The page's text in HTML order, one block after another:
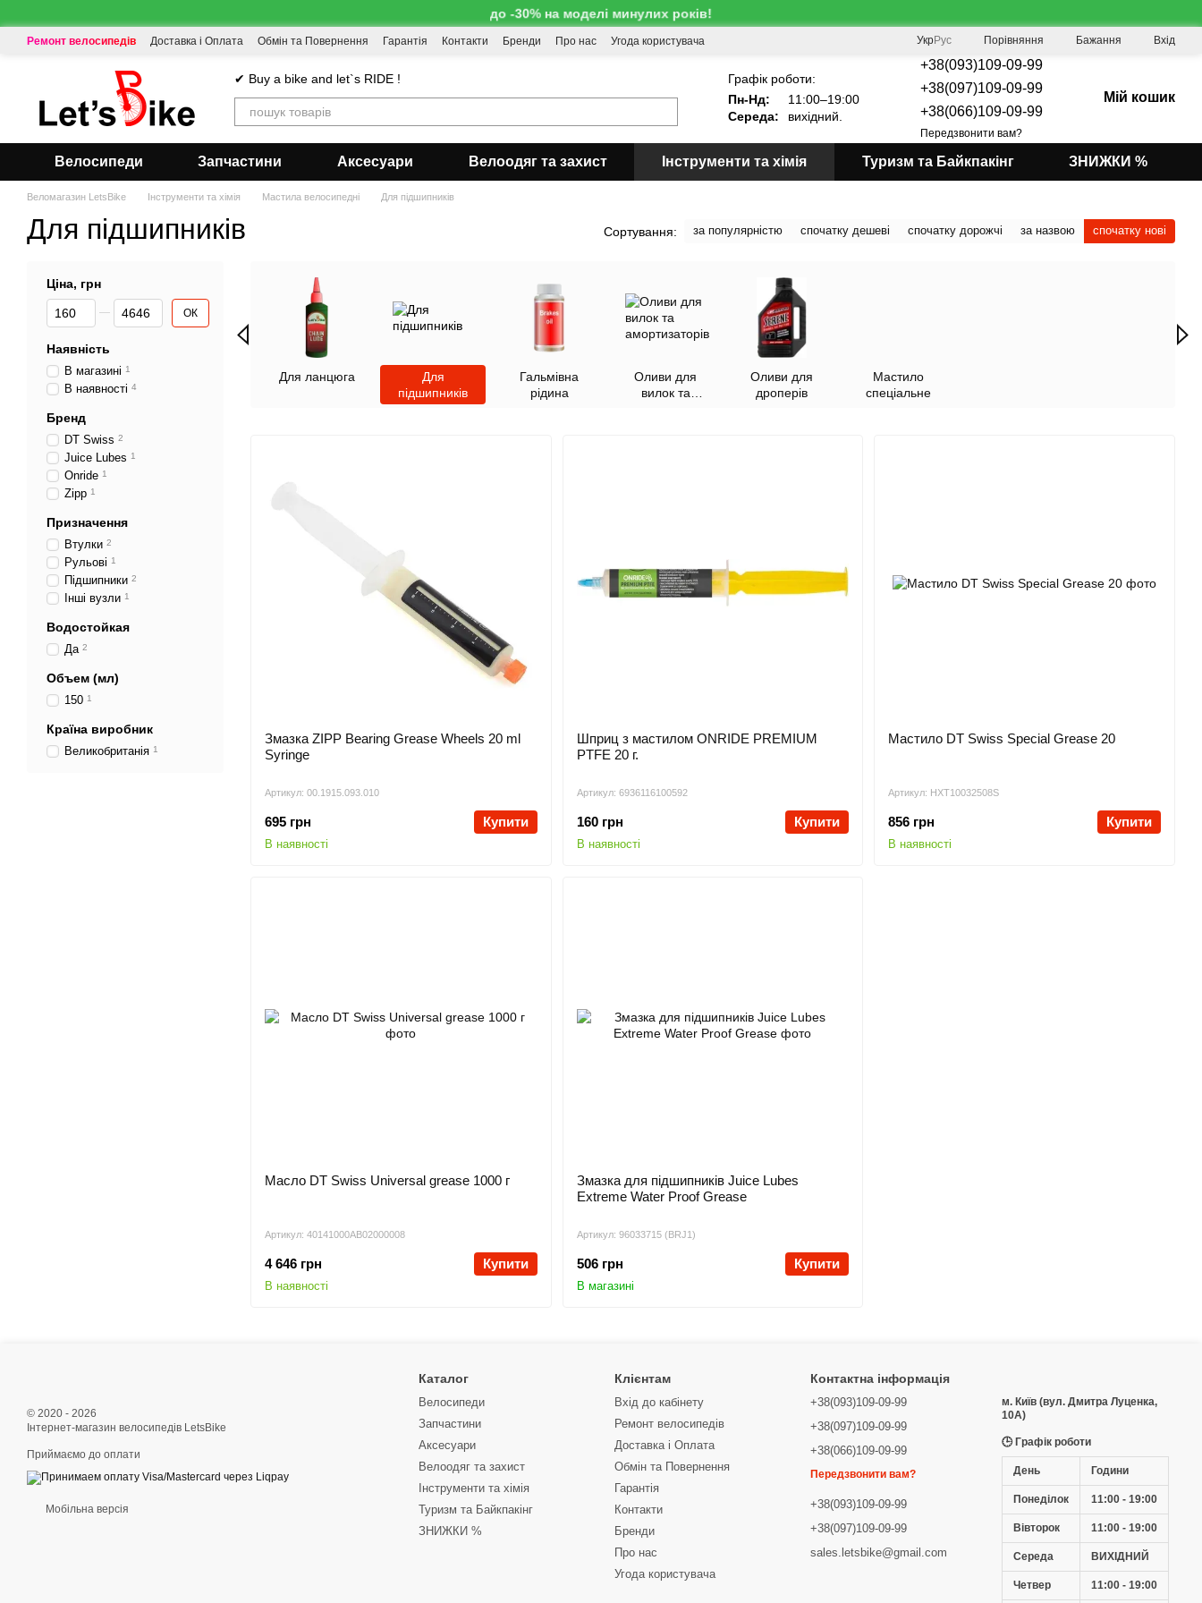
до -30% на моделі минулих років!
Ремонт велосипедів Доставка і Оплата Обмін та Повернення Гарантія Контакти Бренди Про нас Угода користувача УкрРус Порівняння Бажання Вхід
✔ Buy a bike and let`s RIDE !
Графік роботи:
Пн-Нд:
11:00–19:00
Середа:
вихідний.
+38(093)109-09-99
+38(097)109-09-99
+38(066)109-09-99
Передзвонити вам?
Мій кошик
Велосипеди Запчастини Аксесуари Велоодяг та захист Інструменти та хімія Туризм та Байкпакінг ЗНИЖКИ %
Веломагазин LetsBike Інструменти та хімія Мастила велосипедні Для підшипників
Для підшипників Сортування: за популярністю спочатку дешеві спочатку дорожчі за назвою спочатку нові
Для ланцюга
Для
підшипників
Гальмівна
рідина
Оливи для
вилок та
Оливи для
дроперів
Мастило
спеціальне
Артикул: 00.1915.093.010
Змазка ZIPP Bearing Grease Wheels 20 ml
Syringe
695 грн Купити
В наявності
Артикул: 6936116100592
Шприц з мастилом ONRIDE PREMIUM
PTFE 20 г.
160 грн Купити
В наявності
Артикул: HXT10032508S
Мастило DT Swiss Special Grease 20
856 грн Купити
В наявності
Артикул: 40141000AB02000008
Масло DT Swiss Universal grease 1000 г
4 646 грн Купити
В наявності
Артикул: 96033715 (BRJ1)
Змазка для підшипників Juice Lubes
Extreme Water Proof Grease
506 грн Купити
В магазині
Ціна, грн
Від Ціна, грн
До Ціна, грн ОК
Наявність
В магазині 1
В наявності 4
Бренд
DT Swiss 2
Juice Lubes 1
Onride 1
Zipp 1
Призначення
Втулки 2
Рульові 1
Підшипники 2
Інші вузли 1
Водостойкая
Да 2
Объем (мл)
150 1
Країна виробник
Великобританія 1
© 2020 - 2026
Інтернет-магазин велосипедів LetsBike
Приймаємо до оплати
Мобільна версія
Каталог
Велосипеди
Запчастини
Аксесуари
Велоодяг та захист
Інструменти та хімія
Туризм та Байкпакінг
ЗНИЖКИ %
Клієнтам
Вхід до кабінету
Ремонт велосипедів
Доставка і Оплата
Обмін та Повернення
Гарантія
Контакти
Бренди
Про нас
Угода користувача
Контактна інформація
+38(093)109-09-99
+38(097)109-09-99
+38(066)109-09-99
Передзвонити вам?
+38(093)109-09-99
+38(097)109-09-99
sales.letsbike@gmail.com
м. Київ (вул. Дмитра Луценка,
10А)
🕒 Графік роботи
День Години
Понеділок 11:00 - 19:00
Вівторок 11:00 - 19:00
Середа ВИХІДНИЙ
Четвер 11:00 - 19:00